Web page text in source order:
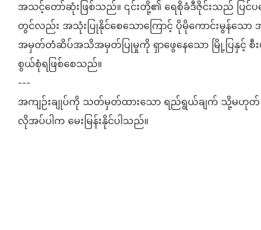
အသင့်တော်ဆုံးဖြစ်သည်။ ၎င်းတို့၏ ရေစိုခံဒီဇိုင်းသည် ပြင်ပကြ
တွင်လည်း အသုံးပြုနိုင်စေသောကြောင့် ပိုမိုကောင်းမွန်သော
အမှတ်တံဆိပ်အသိအမှတ်ပြုမှုကို ရှာဖွေနေသော မြို့ပြနှင့် စီးပွ
စွယ်စုံရဖြစ်စေသည်။
---
အကျဉ်းချုပ်ကို သတ်မှတ်ထားသော ရည်ရွယ်ချက် သို့မဟု
လိုအပ်ပါက မေးမြန်းနိုင်ပါသည်။